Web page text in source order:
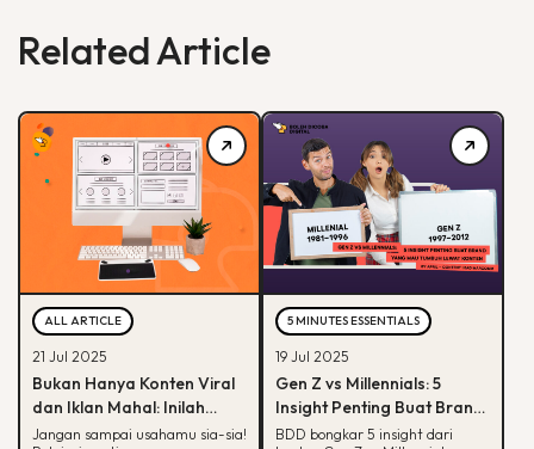
Related Article
ALL ARTICLE
21 Jul 2025
Bukan Hanya Konten Viral
dan Iklan Mahal: Inilah
Peran Krusial Landing
Jangan sampai usahamu sia-sia!
5 MINUTES ESSENTIALS
19 Jul 2025
Gen Z vs Millennials: 5
Insight Penting Buat Brand
yang Mau Tumbuh Lewat
BDD bongkar 5 insight dari